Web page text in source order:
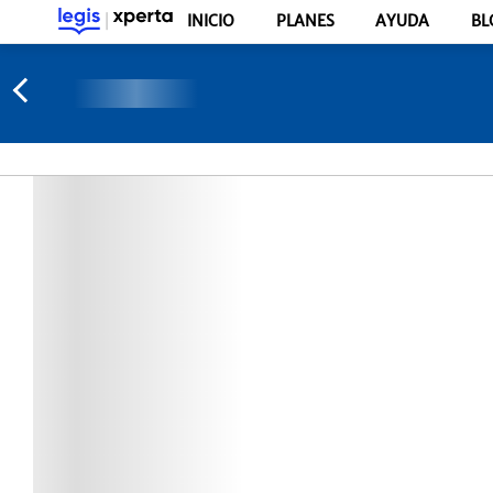
INICIO PLANES AYUDA